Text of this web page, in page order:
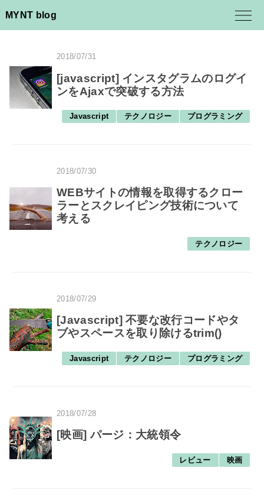
MYNT blog
2018/07/31
[javascript] インスタグラムのログイ
ンをAjaxで突破する方法
Javascript テクノロジー プログラミング
2018/07/30
WEBサイトの情報を取得するクロー
ラーとスクレイピング技術について
考える
テクノロジー
2018/07/29
[Javascript] 不要な改行コードやタ
ブやスペースを取り除けるtrim()
Javascript テクノロジー プログラミング
2018/07/28
[映画] パージ：大統領令
レビュー 映画